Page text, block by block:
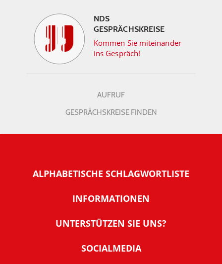
NDS
GESPRÄCHSKREISE
Kommen Sie miteinander
ins Gespräch!
AUFRUF
GESPRÄCHSKREISE FINDEN
ALPHABETISCHE SCHLAGWORTLISTE
INFORMATIONEN
Warum NachDenkSeiten
Tipps zur Nutzung der NachDenkSeiten
UNTERSTÜTZEN SIE UNS?
SOCIALMEDIA